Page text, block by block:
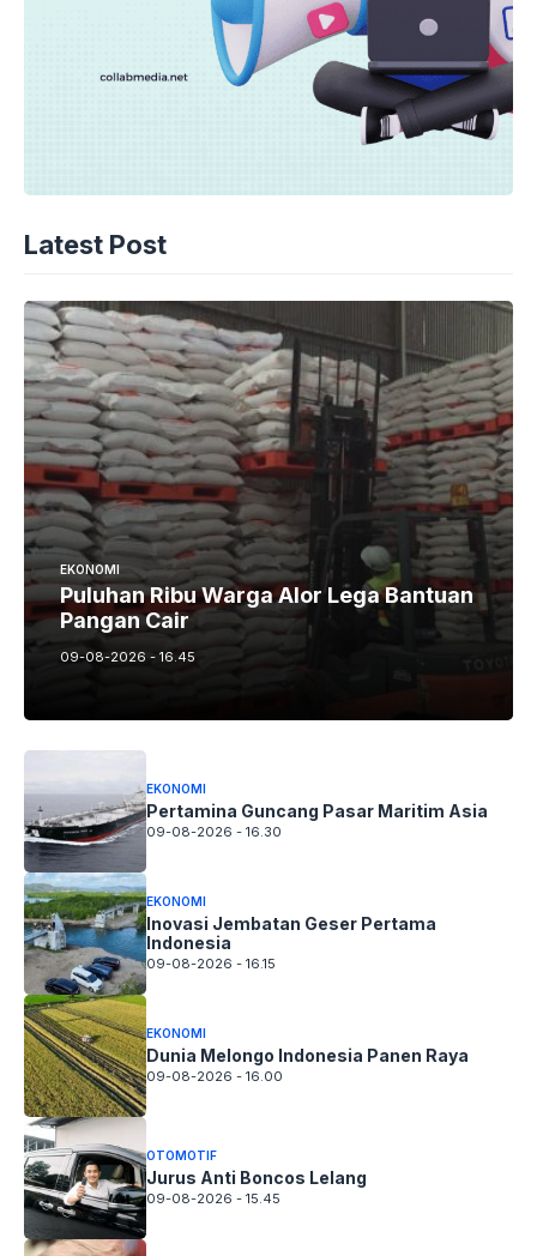
Latest Post
EKONOMI
Puluhan Ribu Warga Alor Lega Bantuan
Pangan Cair
09-08-2026 - 16.45
EKONOMI
Pertamina Guncang Pasar Maritim Asia
09-08-2026 - 16.30
EKONOMI
Inovasi Jembatan Geser Pertama
Indonesia
09-08-2026 - 16.15
EKONOMI
Dunia Melongo Indonesia Panen Raya
09-08-2026 - 16.00
OTOMOTIF
Jurus Anti Boncos Lelang
09-08-2026 - 15.45